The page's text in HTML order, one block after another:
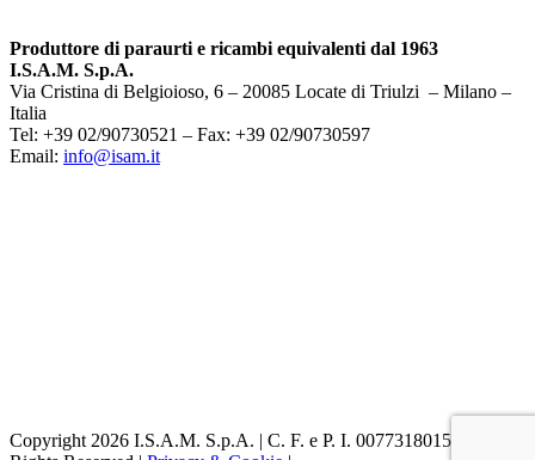
Produttore di paraurti e ricambi equivalenti dal 1963
I.S.A.M. S.p.A.
Via Cristina di Belgioioso, 6 – 20085 Locate di Triulzi – Milano –
Italia
Tel: +39 02/90730521 – Fax: +39 02/90730597
Email: info@isam.it
Copyright 2026 I.S.A.M. S.p.A. | C. F. e P. I. 00773180153 | All